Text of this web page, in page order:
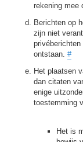
rekening mee
Berichten op
zijn niet
ontstaan. #
Het plaatsen
dan citaten
enige
toestemming
Het is